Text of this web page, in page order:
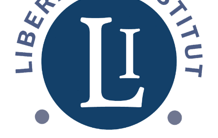
Schutz des Privateigentums oder Barbarei: Wir haben die Wahl
119 views 12:17